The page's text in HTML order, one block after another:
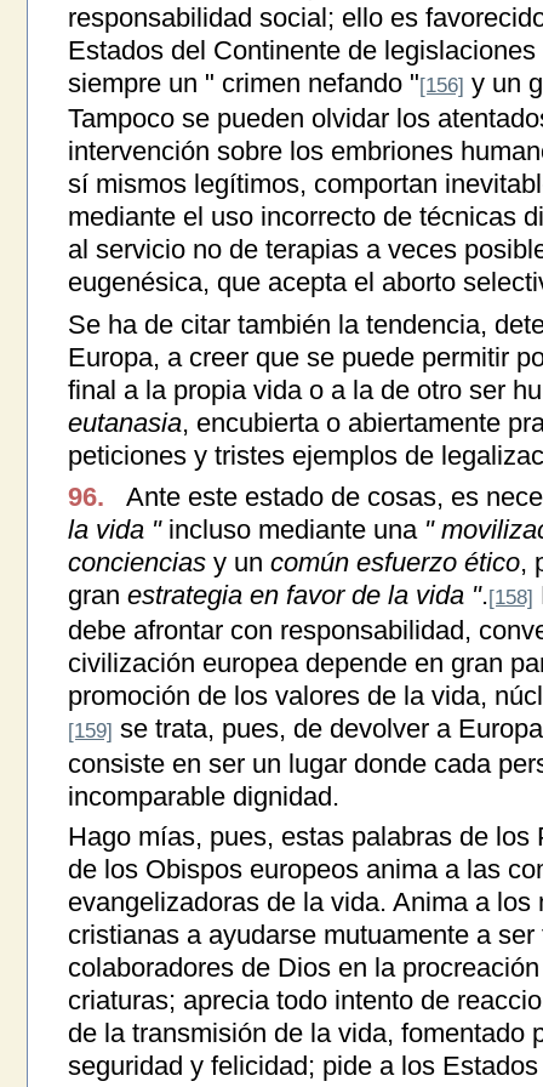
responsabilidad social; ello es
Estados del Continente de
siempre un " crimen nefando "[156] y un
Tampoco se pueden olvidar los
intervención sobre los embriones
sí mismos legítimos, comportan
mediante el uso incorrecto de técnicas
al servicio no de terapias a veces
eugenésica, que acepta el aborto
Se ha de citar también la tendencia,
Europa, a creer que se puede permitir
final a la propia vida o a la de otro ser
eutanasia, encubierta o abiertamente
peticiones y tristes ejemplos de
96.
Ante este estado de cosas, es
la vida "incluso mediante una "
concienciasy un común esfuerzo ético,
gran estrategia en favor de la vida ".[158]
debe afrontar con responsabilidad,
civilización europea depende en gran
promoción de los valores de la vida,
[159] se trata, pues, de devolver a
consiste en ser un lugar donde cada
incomparable dignidad.
Hago mías, pues, estas palabras de
de los Obispos europeos anima a las
evangelizadoras de la vida. Anima a los
cristianas a ayudarse mutuamente a
colaboradores de Dios en la
criaturas; aprecia todo intento de
de la transmisión de la vida, fomentado
seguridad y felicidad; pide a los